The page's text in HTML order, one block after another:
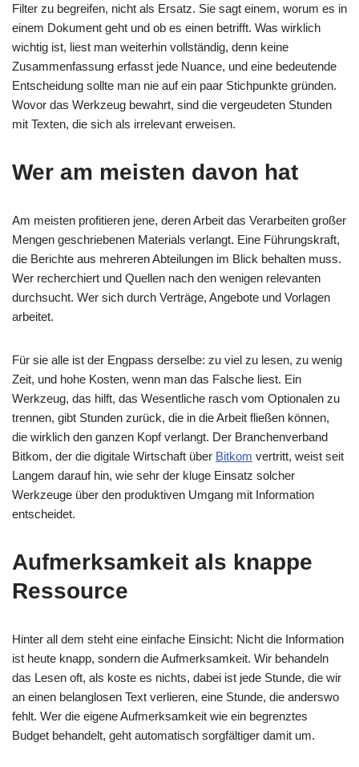
Filter zu begreifen, nicht als Ersatz. Sie sagt einem, worum es in
einem Dokument geht und ob es einen betrifft. Was wirklich
wichtig ist, liest man weiterhin vollständig, denn keine
Zusammenfassung erfasst jede Nuance, und eine bedeutende
Entscheidung sollte man nie auf ein paar Stichpunkte gründen.
Wovor das Werkzeug bewahrt, sind die vergeudeten Stunden
mit Texten, die sich als irrelevant erweisen.
Wer am meisten davon hat
Am meisten profitieren jene, deren Arbeit das Verarbeiten großer
Mengen geschriebenen Materials verlangt. Eine Führungskraft,
die Berichte aus mehreren Abteilungen im Blick behalten muss.
Wer recherchiert und Quellen nach den wenigen relevanten
durchsucht. Wer sich durch Verträge, Angebote und Vorlagen
arbeitet.
Für sie alle ist der Engpass derselbe: zu viel zu lesen, zu wenig
Zeit, und hohe Kosten, wenn man das Falsche liest. Ein
Werkzeug, das hilft, das Wesentliche rasch vom Optionalen zu
trennen, gibt Stunden zurück, die in die Arbeit fließen können,
die wirklich den ganzen Kopf verlangt. Der Branchenverband
Bitkom, der die digitale Wirtschaft über Bitkom vertritt, weist seit
Langem darauf hin, wie sehr der kluge Einsatz solcher
Werkzeuge über den produktiven Umgang mit Information
entscheidet.
Aufmerksamkeit als knappe
Ressource
Hinter all dem steht eine einfache Einsicht: Nicht die Information
ist heute knapp, sondern die Aufmerksamkeit. Wir behandeln
das Lesen oft, als koste es nichts, dabei ist jede Stunde, die wir
an einen belanglosen Text verlieren, eine Stunde, die anderswo
fehlt. Wer die eigene Aufmerksamkeit wie ein begrenztes
Budget behandelt, geht automatisch sorgfältiger damit um.